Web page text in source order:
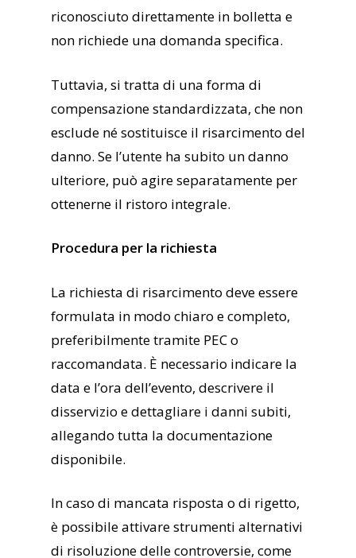
riconosciuto direttamente in bolletta e
non richiede una domanda specifica.
Tuttavia, si tratta di una forma di
compensazione standardizzata, che non
esclude né sostituisce il risarcimento del
danno. Se l’utente ha subito un danno
ulteriore, può agire separatamente per
ottenerne il ristoro integrale.
Procedura per la richiesta
La richiesta di risarcimento deve essere
formulata in modo chiaro e completo,
preferibilmente tramite PEC o
raccomandata. È necessario indicare la
data e l’ora dell’evento, descrivere il
disservizio e dettagliare i danni subiti,
allegando tutta la documentazione
disponibile.
In caso di mancata risposta o di rigetto,
è possibile attivare strumenti alternativi
di risoluzione delle controversie, come